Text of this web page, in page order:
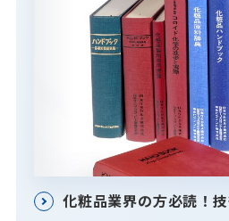
化粧品業界の方必読！